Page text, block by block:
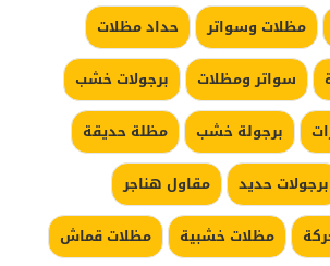
مظلات وسواتر
حداد مظلات
سواتر ومظلات
برجولات خشب
برجولة خشب
مظلة حديقة
برجولات حديد
مقاول هناجر
مظلات خشبية
مظلات قماش